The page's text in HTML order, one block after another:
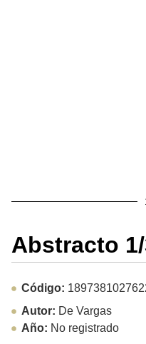
Abstracto
Código:
Autor: De Vargas
Año: No registrado